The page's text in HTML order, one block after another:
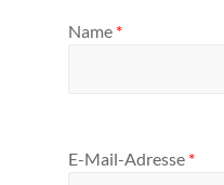
Name *
E-Mail-Adresse *